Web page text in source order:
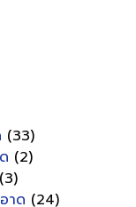
(33)
(2)
(3)
าด (24)